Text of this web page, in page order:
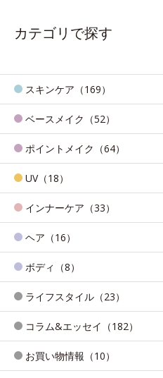
カテゴリで探す
スキンケア（169）
ベースメイク（52）
ポイントメイク（64）
UV（18）
インナーケア（33）
ヘア（16）
ボディ（8）
ライフスタイル（23）
コラム&エッセイ（182）
お買い物情報（10）